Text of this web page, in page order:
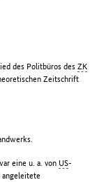
des Politbüros desZK
Zeitschrift
eine u. a. von US-